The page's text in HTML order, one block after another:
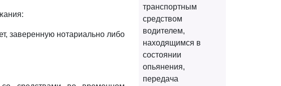
заверенную нотариально либо
транспортным
средством
водителем,
находящимся в
состоянии
опьянения,
передача